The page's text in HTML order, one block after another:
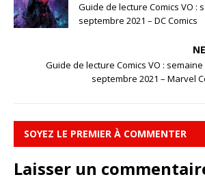
Guide de lecture Comics VO :
septembre 2021 – DC Comics
Guide de lecture Comics VO : semaine
septembre 2021 – Marvel
SOYEZ LE PREMIER À COMMENTER
Laisser un